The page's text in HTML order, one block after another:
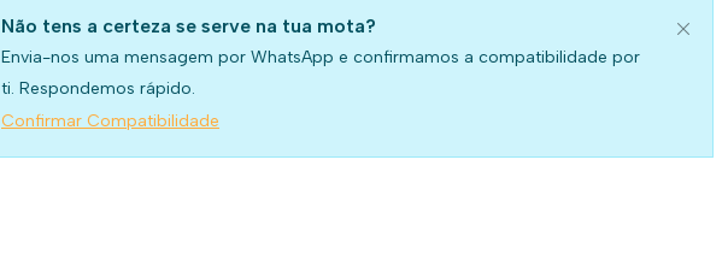
Não tens a certeza se serve na tua mota?
Envia-nos uma mensagem por WhatsApp e confirmamos a compatibilidade por
ti. Respondemos rápido.
Confirmar Compatibilidade